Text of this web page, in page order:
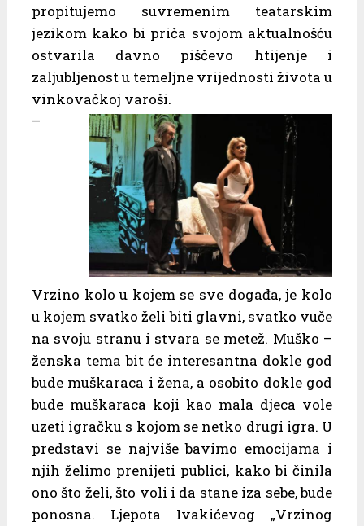
propitujemo suvremenim teatarskim
jezikom kako bi priča svojom aktualnošću
ostvarila davno piščevo htijenje i
zaljubljenost u temeljne vrijednosti života u
vinkovačkoj varoši.
–
Vrzino kolo u kojem se sve događa, je kolo
u kojem svatko želi biti glavni, svatko vuče
na svoju stranu i stvara se metež. Muško –
ženska tema bit će interesantna dokle god
bude muškaraca i žena, a osobito dokle god
bude muškaraca koji kao mala djeca vole
uzeti igračku s kojom se netko drugi igra. U
predstavi se najviše bavimo emocijama i
njih želimo prenijeti publici, kako bi činila
ono što želi, što voli i da stane iza sebe, bude
ponosna. Ljepota Ivakićevog „Vrzinog